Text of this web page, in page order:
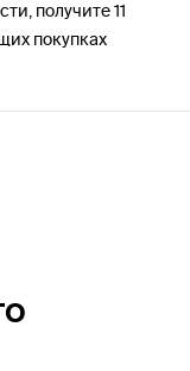
получите 11
покупках